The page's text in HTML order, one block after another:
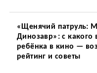
«Щенячий патруль:
Динозавр»: с какого
ребёнка в кино —
рейтинг и советы